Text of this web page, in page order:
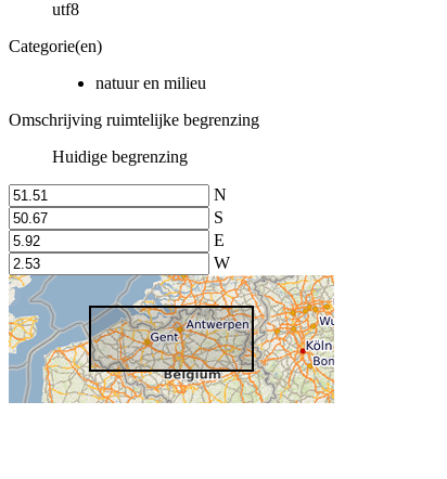
utf8
Categorie(en)
natuur en milieu
Omschrijving ruimtelijke begrenzing
Huidige begrenzing
N
S
E
W